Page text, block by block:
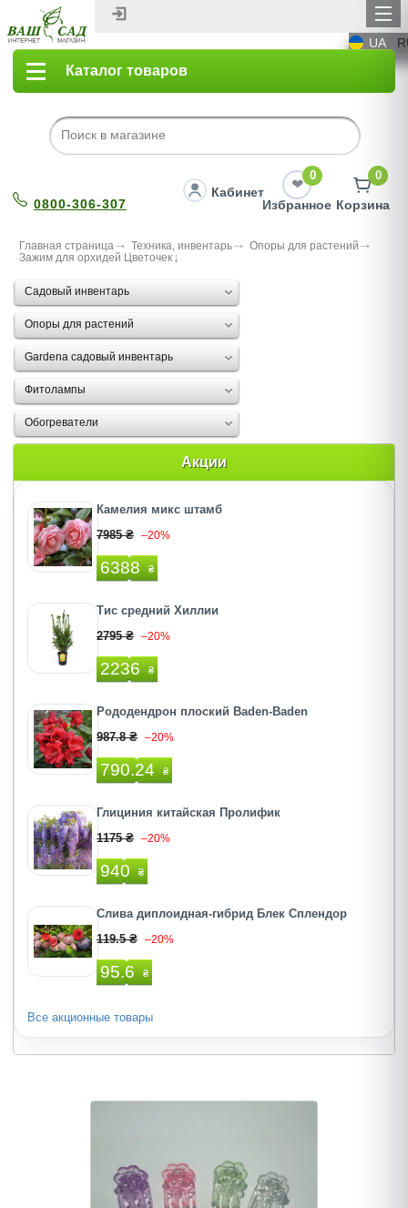
UA
Каталог товаров
0800-306-307
Кабинет
0
Избранное
0
Корзина
Главная страница Техника, инвентарь
Опоры для растений
Зажим для орхидей Цветочек
Садовый инвентарь
Опоры для растений
Gardena садовый инвентарь
Фитолампы
Обогреватели
Акции
Камелия микс штамб
7985 ₴ –20%
6388 ₴
Тис средний Хиллии
2795 ₴ –20%
2236 ₴
Рододендрон плоский Baden-Baden
987.8 ₴ –20%
790.24 ₴
Глициния китайская Пролифик
1175 ₴ –20%
940 ₴
Слива диплоидная-гибрид Блек Сплендор
119.5 ₴ –20%
95.6 ₴
Все акционные товары